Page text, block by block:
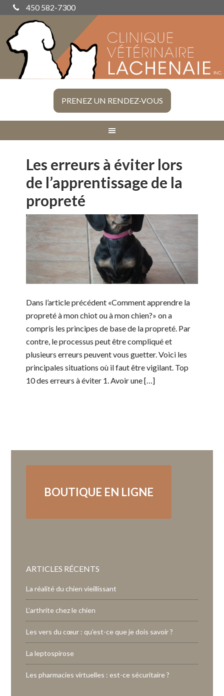
450 582-7300
PRENEZ UN RENDEZ-VOUS
Les erreurs à éviter lors
de l’apprentissage de la
propreté
Dans l’article précédent «Comment apprendre la
propreté à mon chiot ou à mon chien?» on a
compris les principes de base de la propreté. Par
contre, le processus peut être compliqué et
plusieurs erreurs peuvent vous guetter. Voici les
principales situations où il faut être vigilant. Top
10 des erreurs à éviter 1. Avoir une […]
BOUTIQUE EN LIGNE
ARTICLES RÉCENTS
La réalité du chien vieillissant
L’arthrite chez le chien
Les vers du cœur : qu’est-ce que je dois savoir ?
La leptospirose
Les pharmacies virtuelles : est-ce sécuritaire ?